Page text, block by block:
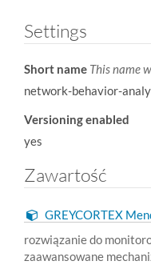
Settings
Short name This name
network-behavior-
Versioning enabled
yes
Zawartość
GREYCORTEX
rozwiązanie do
zaawansowane